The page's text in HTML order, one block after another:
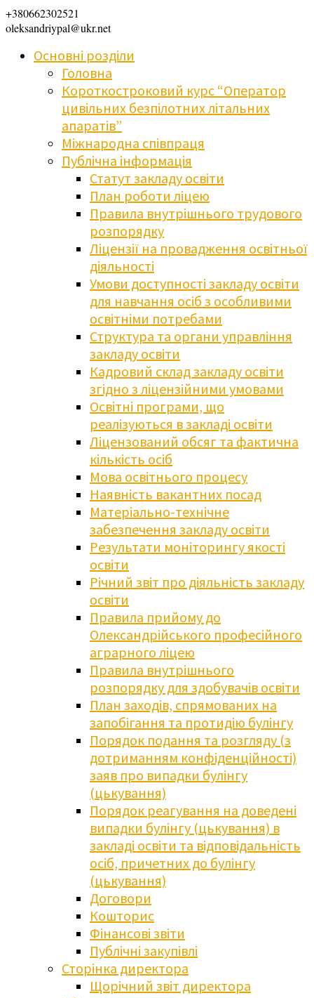
+380662302521
oleksandriypal@ukr.net
Основні розділи
Головна
Короткостроковий курс “Оператор
цивільних безпілотних літальних
апаратів”
Міжнародна співпраця
Публічна інформація
Статут закладу освіти
План роботи ліцею
Правила внутрішнього трудового
розпорядку
Ліцензії на провадження освітньої
діяльності
Умови доступності закладу освіти
для навчання осіб з особливими
освітніми потребами
Структура та органи управління
закладу освіти
Кадровий склад закладу освіти
згідно з ліцензійними умовами
Освітні програми, що
реалізуються в закладі освіти
Ліцензований обсяг та фактична
кількість осіб
Мова освітнього процесу
Наявність вакантних посад
Матеріально-технічне
забезпечення закладу освіти
Результати моніторингу якості
освіти
Річний звіт про діяльність закладу
освіти
Правила прийому до
Олександрійського професійного
аграрного ліцею
Правила внутрішнього
розпорядку для здобувачів освіти
План заходів, спрямованих на
запобігання та протидію булінгу
Порядок подання та розгляду (з
дотриманням конфіденційності)
заяв про випадки булінгу
(цькування)
Порядок реагування на доведені
випадки булінгу (цькування) в
закладі освіти та відповідальність
осіб, причетних до булінгу
(цькування)
Договори
Кошторис
Фінансові звіти
Публічні закупівлі
Сторінка директора
Щорічний звіт директора